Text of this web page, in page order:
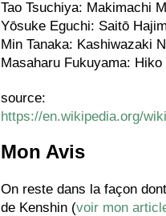
Tao Tsuchiya: Makimachi
Yōsuke Eguchi: Saitō
Min Tanaka: Kashiwazaki
Masaharu Fukuyama: Hiko
source:
https://en.wikipedia.org/
Mon Avis
On reste dans la façon
de Kenshin (voir mon